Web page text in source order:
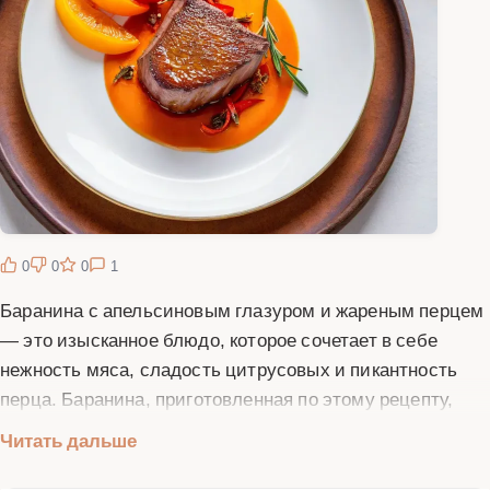
0 0 0 1
Баранина с апельсиновым глазуром и жареным перцем
— это изысканное блюдо, которое сочетает в себе
нежность мяса, сладость цитрусовых и пикантность
перца. Баранина, приготовленная по этому рецепту,
глазур придает ей неповторимый вкус и аппетитный
Читать дальше